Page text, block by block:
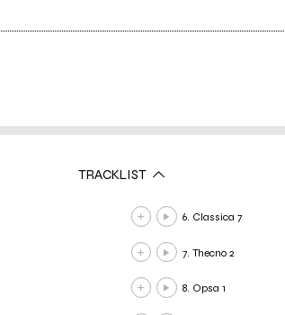
TRACKLIST
6. Classica 7
7. Thecno 2
8. Opsa 1